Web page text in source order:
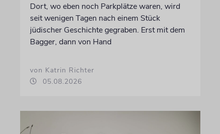
Dort, wo eben noch Parkplätze waren, wird
seit wenigen Tagen nach einem Stück
jüdischer Geschichte gegraben. Erst mit dem
Bagger, dann von Hand
von Katrin Richter
05.08.2026